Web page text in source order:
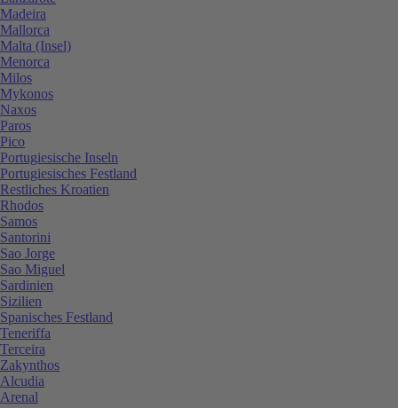
Madeira
Mallorca
Malta (Insel)
Menorca
Milos
Mykonos
Naxos
Paros
Pico
Portugiesische Inseln
Portugiesisches Festland
Restliches Kroatien
Rhodos
Samos
Santorini
Sao Jorge
Sao Miguel
Sardinien
Sizilien
Spanisches Festland
Teneriffa
Terceira
Zakynthos
Alcudia
Arenal